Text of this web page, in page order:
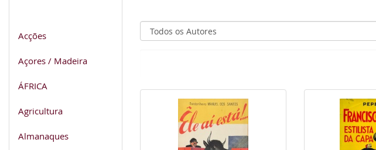
Acções
Açores / Madeira
ÁFRICA
Agricultura
Almanaques